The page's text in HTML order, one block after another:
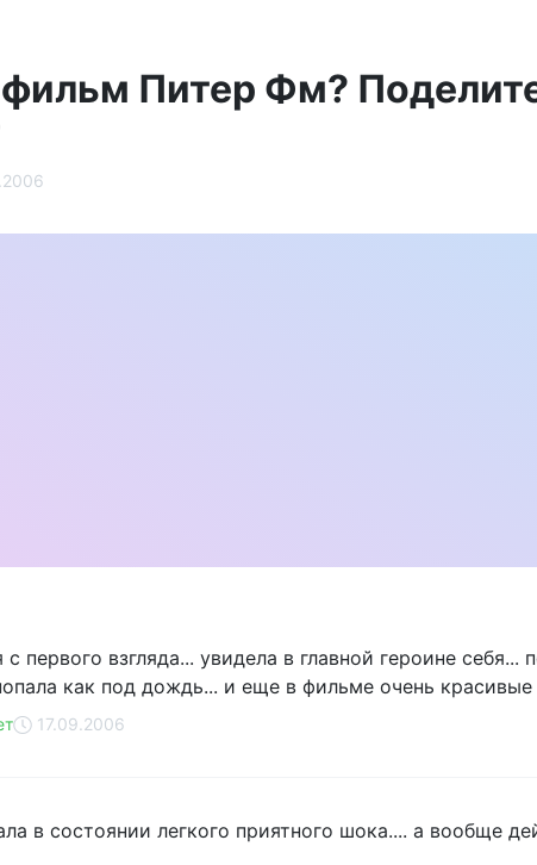
Питер Фм?
первого взгляда... увидела в главной героине себя...
как под дождь... и еще в фильме очень красивые
17.09.2006
в состоянии легкого приятного шока.... а вообще